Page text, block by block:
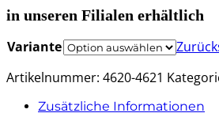
in unseren Filialen erhältlich
Variante
Artikelnummer: 4620-4621
Zusätzliche Informationen